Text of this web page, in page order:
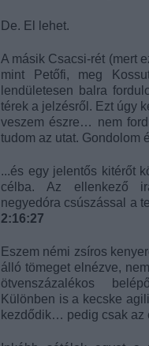
De. El lehet.
A másik Csacsi-rét (mert
mint Petőfi, meg
lendületesen balra
térek a jelzésről. Ezt úgy
veszem észre… nem
tudom az utat. Gondolom
...és egy jelentős kitérőt
célba. Az ellenkező
negyedóra csúszással a
2:16:27
Eszem némi zsíros
álló tömeget elnézve,
ötvenszázalékos
Különben is a kecske
kezdődik… pedig csak az